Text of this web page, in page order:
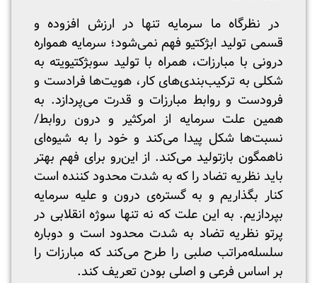
در نظرگاه ما سرمایه تنها در ارزش افزوده و
قسمی تولید ابژکتیو فهم نمی‌شود؛ سرمایه همواره
درونی با مبارزات، همراه با تولید سوبژکتیویته به
شکلی به ترکیب‌بندی‌های کار، هویت‌ها فرادست و
فرودست و روابط مبارزات و قدرت می‌پردازد. به
همین علت سرمایه از امرکثیر و درون روابط/
نسبت‌ها شکل پیدا می‌کند و خود را به شیوه‌ای
ناهمگون بازتولید می‌کند. از این‌رو برای فهم بهتر
باید نظریه تضاد را که به شدت محدود کننده است
کنار بگذاریم و به گستره‌ی درون و علیه سرمایه
بپردازیم. به این علت که نه تنها سوژه انقلابی در
پرتو نظریه تضاد به شدت محدود است و دوباره
سلسله‌مراتب صلبی را طرح می‌کند که مبارزات را
بر اساس فرعی و اصلی بودن تعریف کند.